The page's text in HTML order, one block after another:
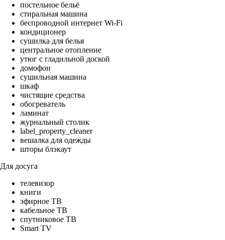
постельное бельё
стиральная машина
беспроводной интернет Wi-Fi
кондиционер
сушилка для белья
центральное отопление
утюг с гладильной доской
домофон
сушильная машина
шкаф
чистящие средства
обогреватель
ламинат
журнальный столик
label_property_cleaner
вешалка для одежды
шторы блэкаут
Для досуга
телевизор
книги
эфирное ТВ
кабельное ТВ
спутниковое ТВ
Smart TV